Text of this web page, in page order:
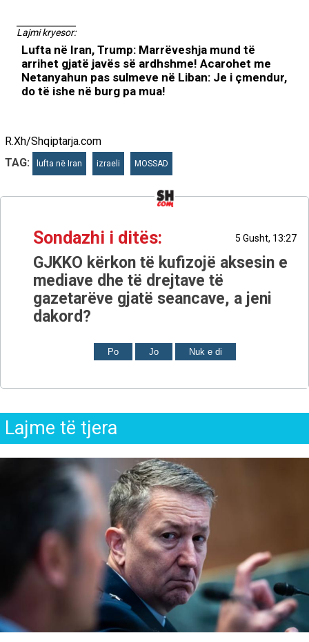
Lajmi kryesor:
Lufta në Iran, Trump: Marrëveshja mund të
arrihet gjatë javës së ardhshme! Acarohet me
Netanyahun pas sulmeve në Liban: Je i çmendur,
do të ishe në burg pa mua!
R.Xh/Shqiptarja.com
TAG:
lufta në Iran izraeli MOSSAD
Sondazhi i ditës: 5 Gusht, 13:27
GJKKO kërkon të kufizojë aksesin e
mediave dhe të drejtave të
gazetarëve gjatë seancave, a jeni
dakord?
Po Jo Nuk e di
Lajme të tjera